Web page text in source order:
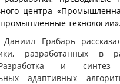
центра
технологии».
Грабарь
разработанных в
и синтез
адаптивных